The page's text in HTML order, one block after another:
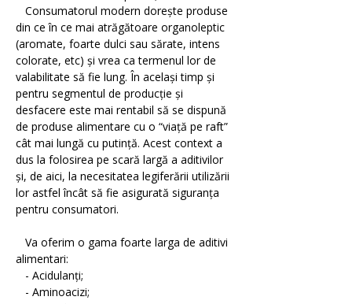
Filtre UV
Coloranti
Conservanti
Consumatorul modern dorește produse
din ce în ce mai atrăgătoare organoleptic
(aromate, foarte dulci sau sărate, intens
colorate, etc) și vrea ca termenul lor de
valabilitate să fie lung. În același timp și
pentru segmentul de producție și
desfacere este mai rentabil să se dispună
de produse alimentare cu o “viață pe raft”
cât mai lungă cu putință. Acest context a
dus la folosirea pe scară largă a aditivilor
și, de aici, la necesitatea legiferării utilizării
lor astfel încât să fie asigurată siguranța
pentru consumatori.
Va oferim o gama foarte larga de aditivi
alimentari:
- Acidulanți;
- Aminoacizi;